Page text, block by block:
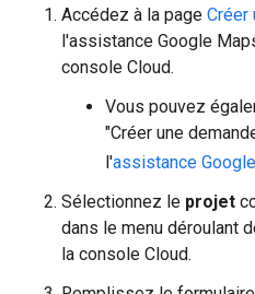
Accédez à la page Créer
l'assistance Google
console Cloud.
Vous pouvez
"Créer une
l'assistance
Sélectionnez le projet
dans le menu déroulant
la console Cloud.